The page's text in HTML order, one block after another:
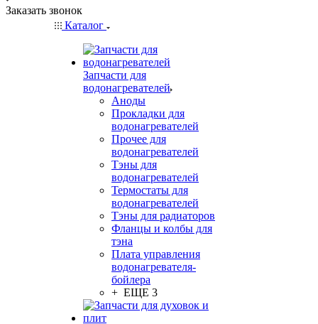
Заказать звонок
Каталог
Запчасти для
водонагревателей
Аноды
Прокладки для
водонагревателей
Прочее для
водонагревателей
Тэны для
водонагревателей
Термостаты для
водонагревателей
Тэны для радиаторов
Фланцы и колбы для
тэна
Плата управления
водонагревателя-
бойлера
+ ЕЩЕ 3